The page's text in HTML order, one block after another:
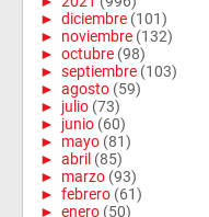
► diciembre (101)
► noviembre (132)
► octubre (98)
► septiembre (103)
► agosto (59)
► julio (73)
► junio (60)
► mayo (81)
► abril (85)
► marzo (93)
► febrero (61)
► enero (50)